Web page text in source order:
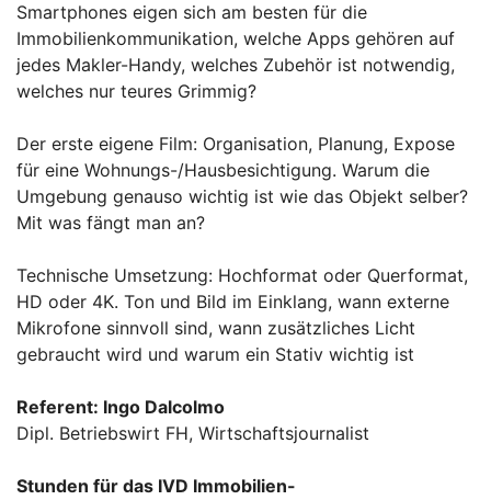
Smartphones eigen sich am besten für die
Immobilienkommunikation, welche Apps gehören auf
jedes Makler-Handy, welches Zubehör ist notwendig,
welches nur teures Grimmig?
Der erste eigene Film: Organisation, Planung, Expose
für eine Wohnungs-/Hausbesichtigung. Warum die
Umgebung genauso wichtig ist wie das Objekt selber?
Mit was fängt man an?
Technische Umsetzung: Hochformat oder Querformat,
HD oder 4K. Ton und Bild im Einklang, wann externe
Mikrofone sinnvoll sind, wann zusätzliches Licht
gebraucht wird und warum ein Stativ wichtig ist
Referent: Ingo Dalcolmo
Dipl. Betriebswirt FH, Wirtschaftsjournalist
Stunden für das IVD Immobilien-